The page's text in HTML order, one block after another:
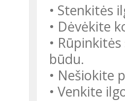
• Stenkitės
• Dėvėkite
•
būdu.
• Nešiokite
• Venkite